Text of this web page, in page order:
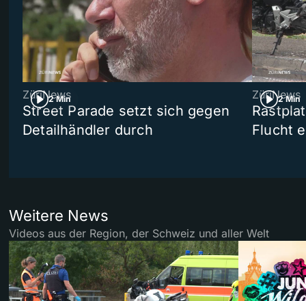
2 Min
ZüriNews
Street Parade setzt sich gegen
Detailhändler durch
2 Min
ZüriNews
Flucht
Weitere News
Videos aus der Region, der Schweiz und aller Welt